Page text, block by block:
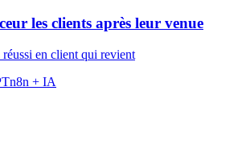
les clients après leur venue
en client qui revient
n8n + IA